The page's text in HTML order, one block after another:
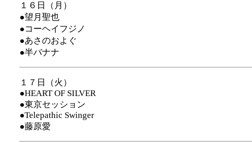
１６日（月）
●望月聖也
●コーヘイフジノ
●あさのおよぐ
●半バナナ
１７日（火）
●HEART OF SILVER
●東京セッション
●Telepathic Swinger
●藤原愛